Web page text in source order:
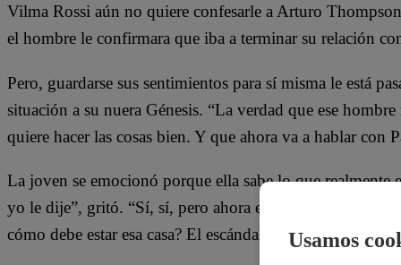
Vilma Rossi aún no quiere confesarle a Arturo
el hombre le confirmara que iba a terminar su relación
Pero, guardarse sus sentimientos para sí misma le está
situación a su nuera Génesis. “La verdad que ese
quiere hacer las cosas bien. Y que ahora va a hablar con
La joven se emocionó porque ella sabe lo que realmente
yo le dije”, gritó. “Sí, sí, pero ahora estoy con un nudo
cómo debe estar esa casa? El escándalo que debe
Usamos